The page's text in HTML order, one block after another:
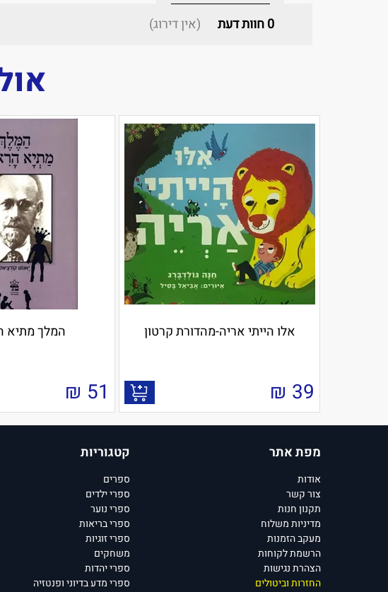
0חוות דעת (אין דירוג)
אלו הייתי אריה-מהדורת קרטון
39
₪
המלך מתיא
51
₪
מפת אתר
אודות
צור קשר
תקנון חנות
מדיניות משלוח
מעקב הזמנות
הרשמת לקוחות
הצהרת נגישות
החזרות וביטולים
קטגוריות
ספרים
ספרי ילדים
ספרי נוער
ספרי בריאות
ספרי זוגיות
משחקים
ספרי יהדות
ספרי מדע בדיוני ופנטזיה